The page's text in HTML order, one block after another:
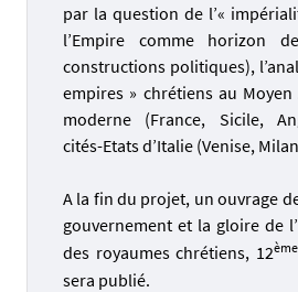
par la question de l’«
l’Empire comme horizon
constructions politiques),
empires » chrétiens au Moyen
moderne (France, Sicile,
cités-Etats d’Italie (Venise,
A la fin du projet, un ouvrage
gouvernement et la gloire de
des royaumes chrétiens, 12ème
sera publié.